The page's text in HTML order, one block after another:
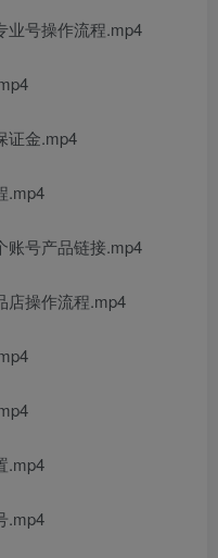
业号操作流程.mp4
证金.mp4
.mp4
账号产品链接.mp4
店操作流程.mp4
.mp4
.mp4